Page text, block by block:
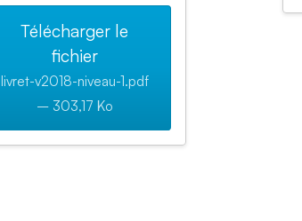
Télécharger le
fichier
livret-v2018-niveau-1.pdf
– 303,17 Ko